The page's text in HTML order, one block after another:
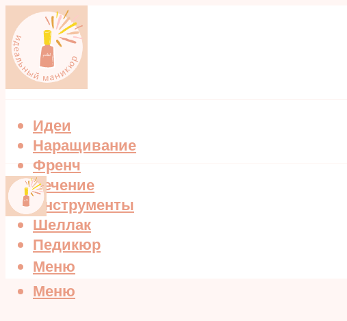
Идеи
Наращивание
Френч
Лечение
Инструменты
Шеллак
Педикюр
Меню
Меню